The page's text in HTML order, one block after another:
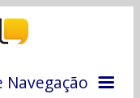
Navegação